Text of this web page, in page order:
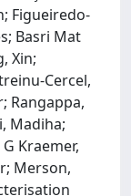
Figueiredo-
Basri Mat
Xin;
Cercel,
Rangappa,
Madiha;
Kraemer,
Merson,